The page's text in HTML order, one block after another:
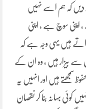
دیں کہ ہم اسے نہیں
، اپنی سوچ ہے ، اپنی
ہیں یہی وجہ ہے کہ
سے بیزار ہیں ، وہ ان کے
سمجھتے ہیں اور انہیں یہ
کوئی بہانہ بنا کر نقصان